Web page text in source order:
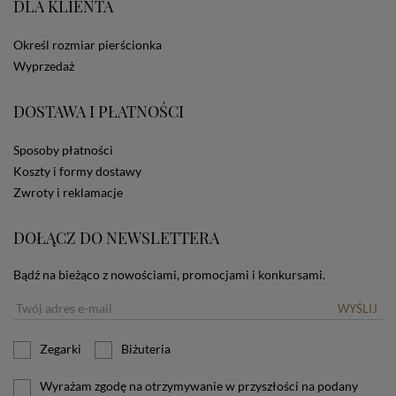
ze Sklepu bez zmiany ustawień w przeglądarce
zamieszczane w urządzeniu końcowym każdego
użytkownika. Jeżeli użytkownik nie wyraża zgody na
informacji o plikach cookies.
DLA KLIENTA
Określ rozmiar pierścionka
Wyprzedaż
DOSTAWA I PŁATNOŚCI
Sposoby płatności
Koszty i formy dostawy
Zwroty i reklamacje
DOŁĄCZ DO NEWSLETTERA
Bądź na bieżąco z nowościami, promocjami i konkursami.
WYŚLIJ
Zegarki Biżuteria
Wyrażam zgodę na otrzymywanie w przyszłości na podany